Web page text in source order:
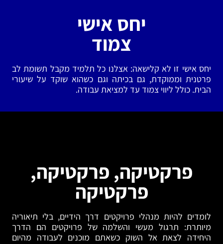
יחס אישי
צמוד
יחס אישי זו לא קלישאה: אצלנו כל תלמיד מקבל תשומת לב
פרטנית וממוקדת, גם בכיתה וגם כשהוא שוקד על שיעורי
הבית. כולל ליווי צמוד עד למציאת עבודה.
פרקטיקה, פרקטיקה,
פרקטיקה
לומדים להיות מנהלי פרויקטים דרך הידיים, בלי תיאוריה
מיותרת: תרגול מעשי והשלמה של פרויקטים הם הדרך
היחידה לצאת אל השוק כשאתם מוכנים לעבודה מהיום